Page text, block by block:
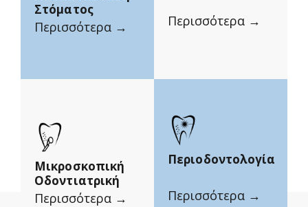
Στόματος
Περισσότερα → Περισσότερα →
Μικροσκοπική
Οδοντιατρική
Περισσότερα →
Περιοδοντολογία
Περισσότερα →